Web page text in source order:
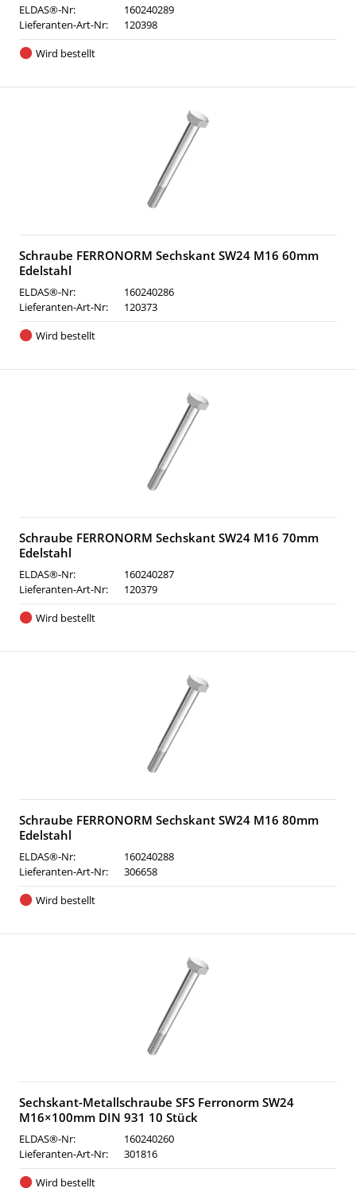
ELDAS®-Nr:
160240289
Lieferanten-Art-Nr:
120398
Wird bestellt
Schraube FERRONORM Sechskant SW24 M16 60mm
Edelstahl
ELDAS®-Nr:
160240286
Lieferanten-Art-Nr:
120373
Wird bestellt
Schraube FERRONORM Sechskant SW24 M16 70mm
Edelstahl
ELDAS®-Nr:
160240287
Lieferanten-Art-Nr:
120379
Wird bestellt
Schraube FERRONORM Sechskant SW24 M16 80mm
Edelstahl
ELDAS®-Nr:
160240288
Lieferanten-Art-Nr:
306658
Wird bestellt
Sechskant-Metallschraube SFS Ferronorm SW24
M16×100mm DIN 931 10 Stück
ELDAS®-Nr:
160240260
Lieferanten-Art-Nr:
301816
Wird bestellt